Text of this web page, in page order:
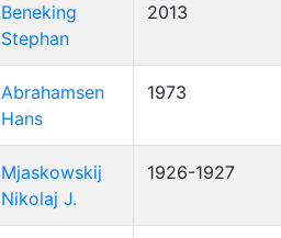
Beneking
Stephan
2013
Abrahamsen
Hans
1973
Mjaskowskij
Nikolaj J.
1926-1927